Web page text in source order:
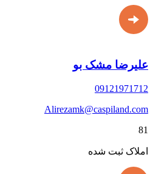
علیرضا مشک بو
09121971712
Alirezamk@caspiland.com
81
املاک ثبت شده